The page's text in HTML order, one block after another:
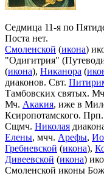
Седмица 11-я по
Поста нет.
Смоленской (икона)
"Одигитрия"
(икона), Никанора (
диаконов. Свт.
Тамбовских святых.
Мч. Акакия, иже в
Ксиропотамского. Прп.
Сщмч. Николая
Елены, мчч. Арефы,
Гребневской (икона),
Дивеевской (икона)
Смоленской иконы